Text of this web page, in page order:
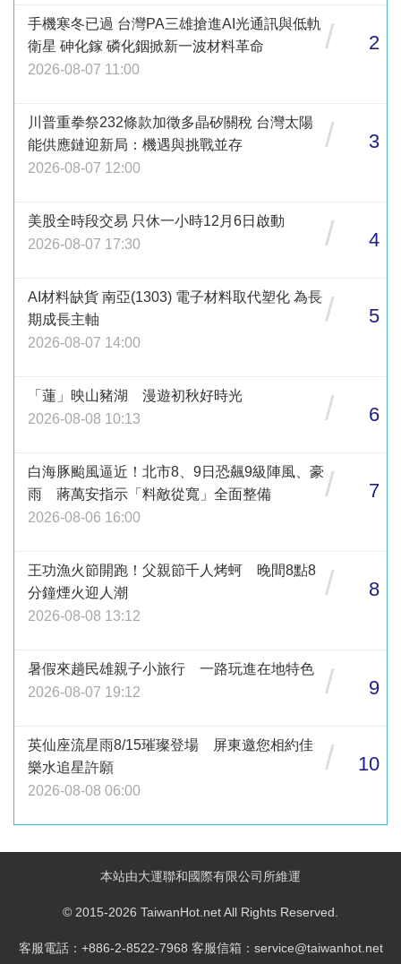
手機寒冬已過 台灣PA三雄搶進AI光通訊與低軌
衛星 砷化鎵 磷化銦掀新一波材料革命
2026-08-07 11:00
/ 2
川普重拳祭232條款加徵多晶矽關稅 台灣太陽
能供應鏈迎新局：機遇與挑戰並存
2026-08-07 12:00
/ 3
美股全時段交易 只休一小時12月6日啟動
2026-08-07 17:30
/ 4
AI材料缺貨 南亞(1303) 電子材料取代塑化 為長
期成長主軸
2026-08-07 14:00
/ 5
「蓮」映山豬湖 漫遊初秋好時光
2026-08-08 10:13
/ 6
白海豚颱風逼近！北市8、9日恐飆9級陣風、豪
雨 蔣萬安指示「料敵從寬」全面整備
2026-08-06 16:00
/ 7
王功漁火節開跑！父親節千人烤蚵 晚間8點8
分鐘煙火迎人潮
2026-08-08 13:12
/ 8
暑假來趟民雄親子小旅行 一路玩進在地特色
2026-08-07 19:12
/ 9
英仙座流星雨8/15璀璨登場 屏東邀您相約佳
樂水追星許願
2026-08-08 06:00
/ 10
本站由大運聯和國際有限公司所維運
© 2015-2026 TaiwanHot.net All Rights Reserved.
客服電話：+886-2-8522-7968 客服信箱：service@taiwanhot.net